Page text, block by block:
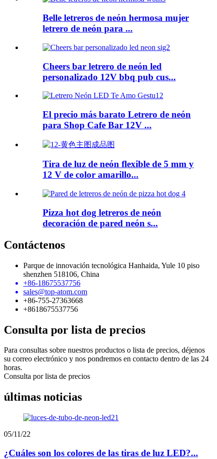
Belle letreros de neón hermosa mujer
letrero de neón para ...
Cheers bar letrero de neón led
personalizado 12V bbq pub cus...
El precio más barato Letrero de neón
para Shop Cafe Bar 12V ...
Tira de luz de neón flexible de 5 mm y
12 V de color amarillo...
Pizza hot dog letreros de neón
decoración de pared neón s...
Contáctenos
Parque de innovación tecnológica Hanhaida, Yule 10 piso
shenzhen 518106, China
+86-18675537756
sales@top-atom.com
+86-755-27363668
+8618675537756
Consulta por lista de precios
Para consultas sobre nuestros productos o lista de precios, déjenos
su correo electrónico y nos pondremos en contacto dentro de las 24
horas.
Consulta por lista de precios
últimas noticias
05/11/22
¿Cuáles son los colores de las tiras de luz LED?...